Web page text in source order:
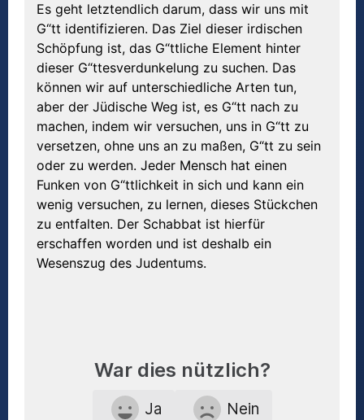
Es geht letztendlich darum, dass wir uns mit
G“tt identifizieren. Das Ziel dieser irdischen
Schöpfung ist, das G“ttliche Element hinter
dieser G“ttesverdunkelung zu suchen. Das
können wir auf unterschiedliche Arten tun,
aber der Jüdische Weg ist, es G“tt nach zu
machen, indem wir versuchen, uns in G“tt zu
versetzen, ohne uns an zu maßen, G“tt zu sein
oder zu werden. Jeder Mensch hat einen
Funken von G“ttlichkeit in sich und kann ein
wenig versuchen, zu lernen, dieses Stückchen
zu entfalten. Der Schabbat ist hierfür
erschaffen worden und ist deshalb ein
Wesenszug des Judentums.
War dies nützlich?
Ja Nein